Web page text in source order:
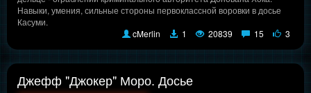
Навыки, умения, сильные стороны первоклассной воровки в досье
Касуми.
cMerlin
1 20839 15 3
Джефф "Джокер" Моро. Досье